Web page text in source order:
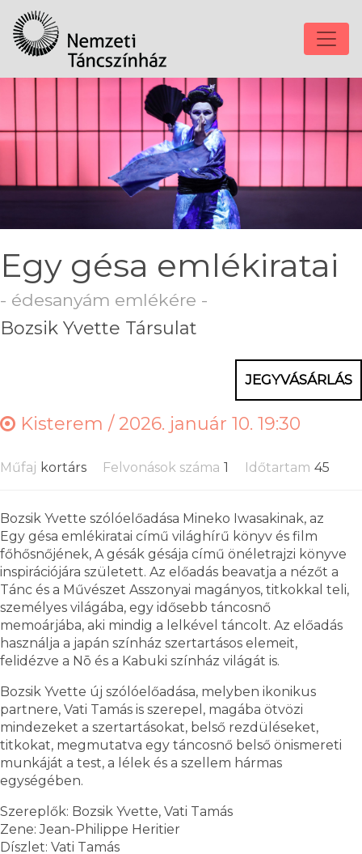
Egy gésa emlékiratai
- édesanyám emlékére -
Bozsik Yvette Társulat
JEGYVÁSÁRLÁS
Kisterem /2026. január 10. 19:30
Műfaj kortárs Felvonások száma 1 Időtartam 45
Bozsik Yvette szólóelőadása Mineko Iwasakinak, az
Egy gésa emlékiratai című világhírű könyv és film
főhősnőjének, A gésák gésája című önéletrajzi könyve
inspirációjára született. Az előadás beavatja a nézőt a
Tánc és a Művészet Asszonyai magányos, titkokkal teli,
személyes világába, egy idősebb táncosnő
memoárjába, aki mindig a lelkével táncolt. Az előadás
használja a japán színház szertartásos elemeit,
felidézve a Nō és a Kabuki színház világát is.
Bozsik Yvette új szólóelőadása, melyben ikonikus
partnere, Vati Tamás is szerepel, magába ötvözi
mindezeket a szertartásokat, belső rezdüléseket,
titkokat, megmutatva egy táncosnő belső önismereti
munkáját a test, a lélek és a szellem hármas
egységében.
Szereplők: Bozsik Yvette, Vati Tamás
Zene: Jean-Philippe Heritier
Díszlet: Vati Tamás